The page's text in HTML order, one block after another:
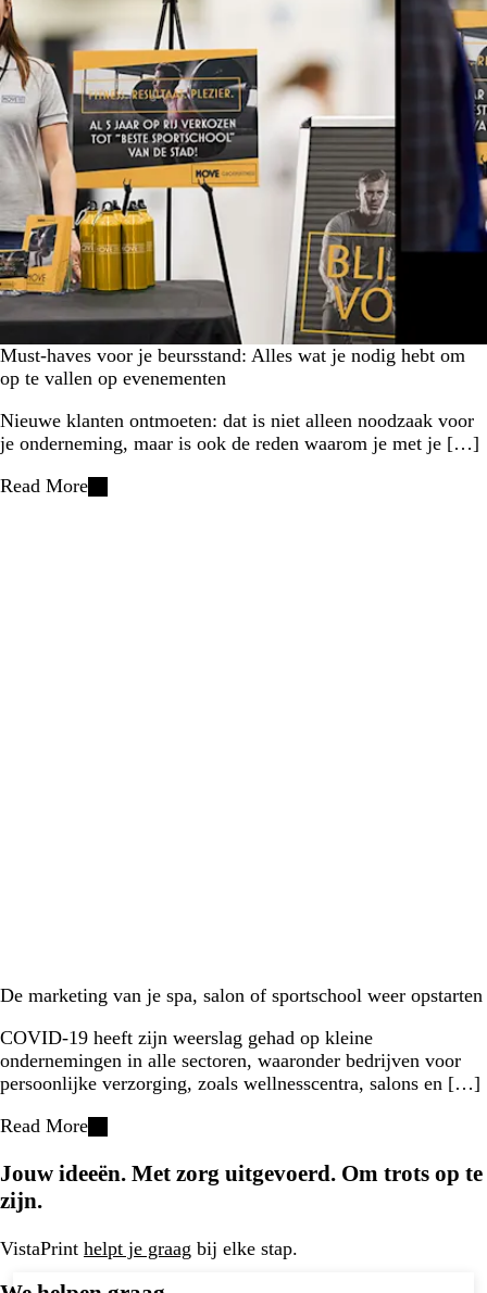
Must-haves voor je beursstand: Alles wat je nodig hebt om
op te vallen op evenementen
Nieuwe klanten ontmoeten: dat is niet alleen noodzaak voor
je onderneming, maar is ook de reden waarom je met je […]
Read More
De marketing van je spa, salon of sportschool weer opstarten
COVID-19 heeft zijn weerslag gehad op kleine
ondernemingen in alle sectoren, waaronder bedrijven voor
persoonlijke verzorging, zoals wellnesscentra, salons en […]
Read More
Jouw ideeën. Met zorg uitgevoerd. Om trots op te
zijn.
VistaPrint helpt je graag bij elke stap.